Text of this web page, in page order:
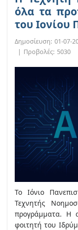
όλα τα
του Ιονίου
Δημοσίευση: 01-07-
| Προβολές: 5030
Το Ιόνιο
Τεχνητής
προγράμματα. Η
φοιτητή του